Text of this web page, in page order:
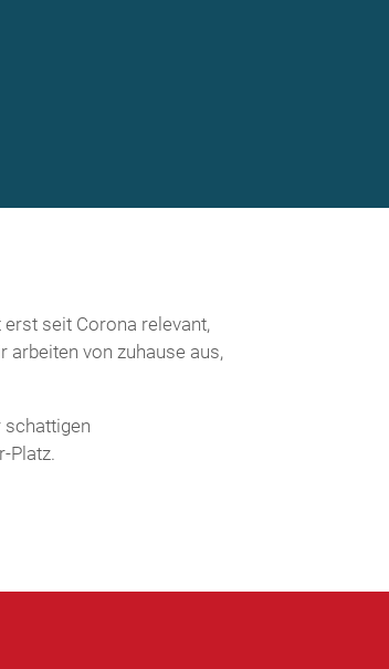
seit Corona relevant,
von zuhause aus,
schattigen
Platz.